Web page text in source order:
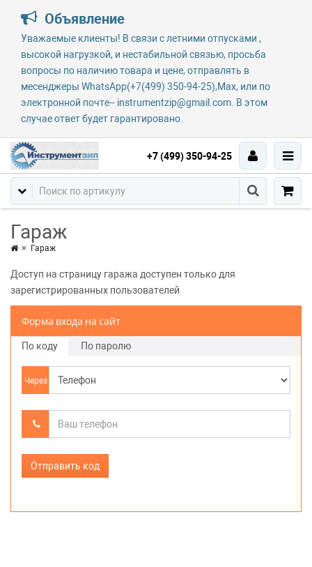
Объявление
Уважаемые клиенты! В связи с летними отпусками ,
высокой нагрузкой, и нестабильной связью, просьба
вопросы по наличию товара и цене, отправлять в
месенджеры WhatsApp(+7(499) 350-94-25),Max, или по
электронной почте-- instrumentzip@gmail.com. В этом
случае ответ будет гарантировано.
+7 (499) 350-94-25
Гараж
Гараж
Доступ на страницу гаража доступен только для
зарегистрированных пользователей
Форма входа на сайт
По коду По паролю
Через